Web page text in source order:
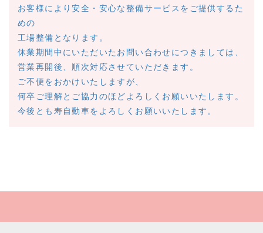
お客様により安全・安心な整備サービスをご提供するた
めの
工場整備となります。
休業期間中にいただいたお問い合わせにつきましては、
営業再開後、順次対応させていただきます。
ご不便をおかけいたしますが、
何卒ご理解とご協力のほどよろしくお願いいたします。
今後とも寿自動車をよろしくお願いいたします。